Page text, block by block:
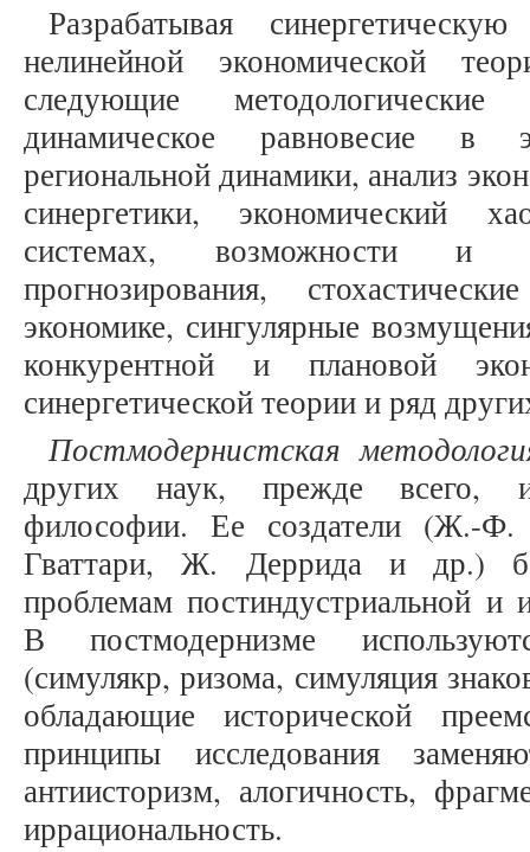
Разрабатывая
нелинейной экономической
следующие методологические
динамическое равновесие в
региональной динамики, анализ
синергетики, экономический
системах, возможности и
прогнозирования,
экономике, сингулярные
конкурентной и плановой
синергетической теории и ряд
Постмодернистская
других наук, прежде всего,
философии. Ее создатели (Ж.-
Гваттари, Ж. Деррида и др.)
проблемам постиндустриальной и
В постмодернизме
(симулякр, ризома, симуляция
обладающие исторической
принципы исследования
антиисторизм, алогичность,
иррациональность.